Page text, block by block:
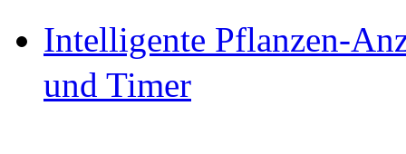
Intelligente Pflanzen-
und Timer